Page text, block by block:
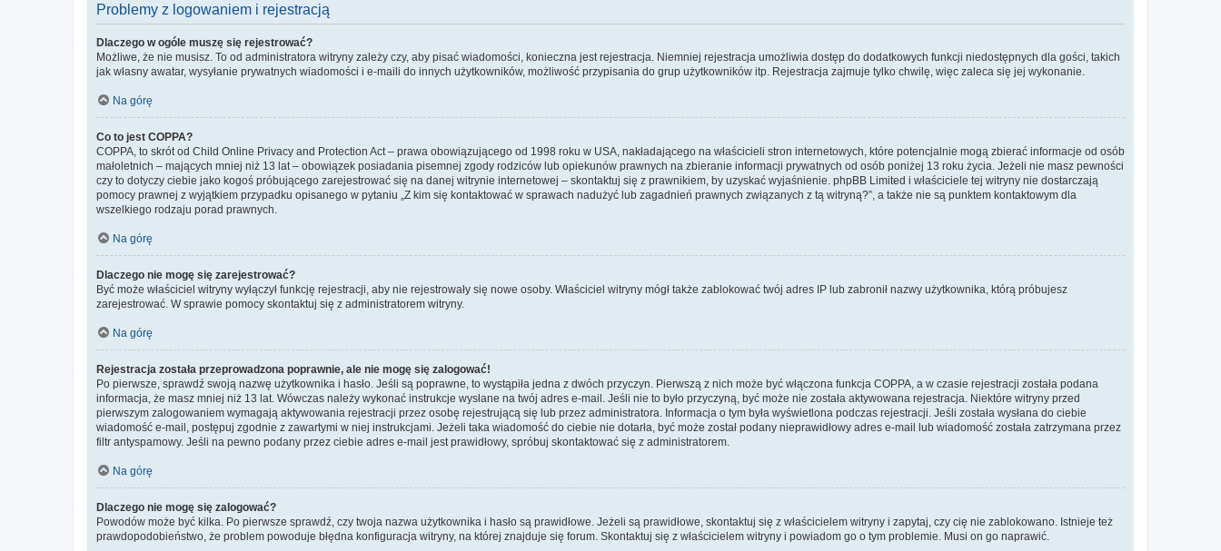
Problemy z logowaniem i rejestracją
Dlaczego w ogóle muszę się rejestrować?
Możliwe, że nie musisz. To od administratora witryny zależy czy, aby pisać wiadomości, konieczna jest rejestracja. Niemniej rejestracja umożliwia dostęp do dodatkowych funkcji niedostępnych dla gości, takich
jak własny awatar, wysyłanie prywatnych wiadomości i e-maili do innych użytkowników, możliwość przypisania do grup użytkowników itp. Rejestracja zajmuje tylko chwilę, więc zaleca się jej wykonanie.
Na górę
Co to jest COPPA?
COPPA, to skrót od Child Online Privacy and Protection Act – prawa obowiązującego od 1998 roku w USA, nakładającego na właścicieli stron internetowych, które potencjalnie mogą zbierać informacje od osób
małoletnich – mających mniej niż 13 lat – obowiązek posiadania pisemnej zgody rodziców lub opiekunów prawnych na zbieranie informacji prywatnych od osób poniżej 13 roku życia. Jeżeli nie masz pewności
czy to dotyczy ciebie jako kogoś próbującego zarejestrować się na danej witrynie internetowej – skontaktuj się z prawnikiem, by uzyskać wyjaśnienie. phpBB Limited i właściciele tej witryny nie dostarczają
pomocy prawnej z wyjątkiem przypadku opisanego w pytaniu „Z kim się kontaktować w sprawach nadużyć lub zagadnień prawnych związanych z tą witryną?”, a także nie są punktem kontaktowym dla
wszelkiego rodzaju porad prawnych.
Na górę
Dlaczego nie mogę się zarejestrować?
Być może właściciel witryny wyłączył funkcję rejestracji, aby nie rejestrowały się nowe osoby. Właściciel witryny mógł także zablokować twój adres IP lub zabronił nazwy użytkownika, którą próbujesz
zarejestrować. W sprawie pomocy skontaktuj się z administratorem witryny.
Na górę
Rejestracja została przeprowadzona poprawnie, ale nie mogę się zalogować!
Po pierwsze, sprawdź swoją nazwę użytkownika i hasło. Jeśli są poprawne, to wystąpiła jedna z dwóch przyczyn. Pierwszą z nich może być włączona funkcja COPPA, a w czasie rejestracji została podana
informacja, że masz mniej niż 13 lat. Wówczas należy wykonać instrukcje wysłane na twój adres e-mail. Jeśli nie to było przyczyną, być może nie została aktywowana rejestracja. Niektóre witryny przed
pierwszym zalogowaniem wymagają aktywowania rejestracji przez osobę rejestrującą się lub przez administratora. Informacja o tym była wyświetlona podczas rejestracji. Jeśli została wysłana do ciebie
wiadomość e-mail, postępuj zgodnie z zawartymi w niej instrukcjami. Jeżeli taka wiadomość do ciebie nie dotarła, być może został podany nieprawidłowy adres e-mail lub wiadomość została zatrzymana przez
filtr antyspamowy. Jeśli na pewno podany przez ciebie adres e-mail jest prawidłowy, spróbuj skontaktować się z administratorem.
Na górę
Dlaczego nie mogę się zalogować?
Powodów może być kilka. Po pierwsze sprawdź, czy twoja nazwa użytkownika i hasło są prawidłowe. Jeżeli są prawidłowe, skontaktuj się z właścicielem witryny i zapytaj, czy cię nie zablokowano. Istnieje też
prawdopodobieństwo, że problem powoduje błędna konfiguracja witryny, na której znajduje się forum. Skontaktuj się z właścicielem witryny i powiadom go o tym problemie. Musi on go naprawić.